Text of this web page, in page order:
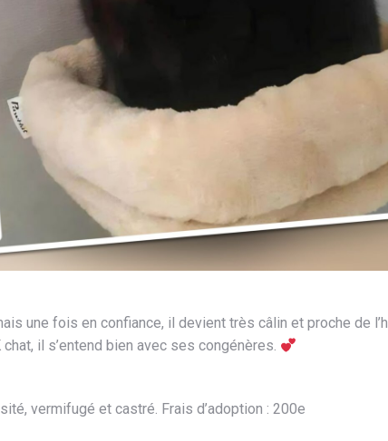
une fois en confiance, il devient très câlin et proche de
chat, il s’entend bien avec ses congénères.
vermifugé et castré. Frais d’adoption : 200e